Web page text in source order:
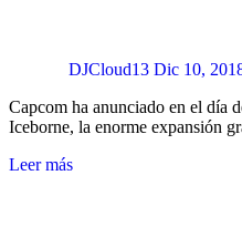
DJCloud13 Dic 10,
Capcom ha anunciado en el día
Iceborne, la enorme expansión
Leer más